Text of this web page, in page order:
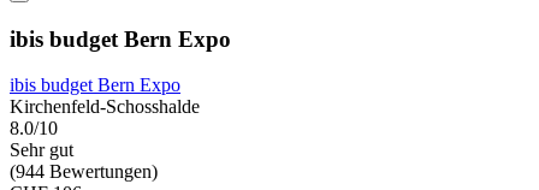
ibis budget Bern Expo
ibis budget Bern Expo
Kirchenfeld-Schosshalde
8.0/10
Sehr gut
(944 Bewertungen)